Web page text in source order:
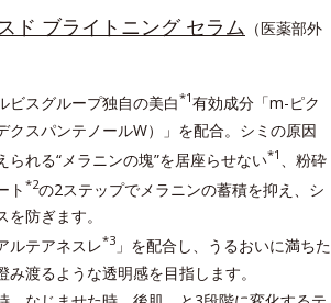
ド ブライトニング セラム （医薬部外
ビスグループ独自の美白*1有効成分「m-ピク
クスパンテノールW）」を配合。シミの原因
られる“メラニンの塊”を居座らせない*1
、粉砕
ト*2の2ステップでメラニンの蓄積を抑え、シ
を防ぎます。
ルテアネスレ*3 」を配合し、うるおいに満ちた
み渡るような透明感を目指します。